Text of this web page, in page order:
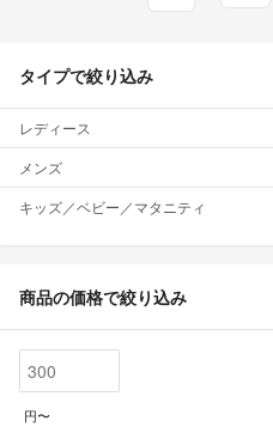
タイプで絞り込み
レディース
メンズ
キッズ／ベビー／マタニティ
商品の価格で絞り込み
円〜